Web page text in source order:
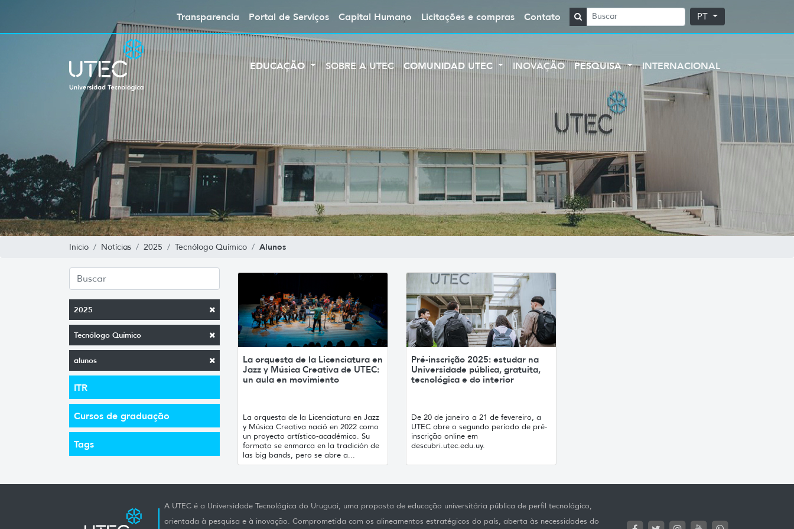
Transparencia Portal de Serviços Capital Humano Licitações e compras Contato PT
EDUCAÇÃO SOBRE A UTEC COMUNIDAD UTEC INOVAÇÃO PESQUISA INTERNACIONAL
Inicio Notícias 2025 Tecnólogo Químico Alunos
2025
Tecnólogo Químico
alunos
ITR
Cursos de graduação
Tags
La orquesta de la Licenciatura en
Jazz y Música Creativa de UTEC:
un aula en movimiento
La orquesta de la Licenciatura en Jazz
y Música Creativa nació en 2022 como
un proyecto artístico-académico. Su
formato se enmarca en la tradición de
las big bands, pero se abre a...
Pré-inscrição 2025: estudar na
Universidade pública, gratuita,
tecnológica e do interior
De 20 de janeiro a 21 de fevereiro, a
UTEC abre o segundo período de pré-
inscrição online em
descubri.utec.edu.uy.
A UTEC é a Universidade Tecnológica do Uruguai, uma proposta de educação universitária pública de perfil tecnológico,
orientada à pesquisa e à inovação. Comprometida com os alineamentos estratégicos do país, aberta às necessidades do